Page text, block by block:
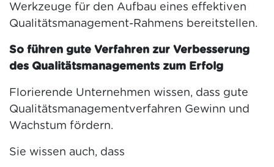
Werkzeuge für den Aufbau eines effektiven
Qualitätsmanagement-Rahmens bereitstellen.
So führen gute Verfahren zur Verbesserung
des Qualitätsmanagements zum Erfolg
Florierende Unternehmen wissen, dass gute
Qualitätsmanagementverfahren Gewinn und
Wachstum fördern.
Sie wissen auch, dass